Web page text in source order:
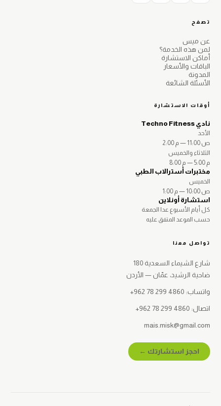
تصفح
عن ميس
لمن هذه الخدمة؟
أماكن الاستشارة
الباقات والأسعار
المدونة
الأسئلة الشائعة
أوقات الاستشارة
نادي Techno Fitness
الأحد
11:00 ص
— 2:00 م
الثلاثاء والخميس
5:00 م
— 8:00 م
مختبرات أسترالاب الطبي
الخميس
10:00 ص
— 1:00 م
استشارة أونلاين
كل أيام الأسبوع عدا الجمعة
حسب الموعد المتفق عليه
تواصل معنا
شارع الشيماء السعدية 180
ضاحية الرشيد، عمّان — الأردن
واتساب: +962 78 299 4860
اتصال: +962 78 299 4860
mais.misk@gmail.com
احجز استشارتك ←